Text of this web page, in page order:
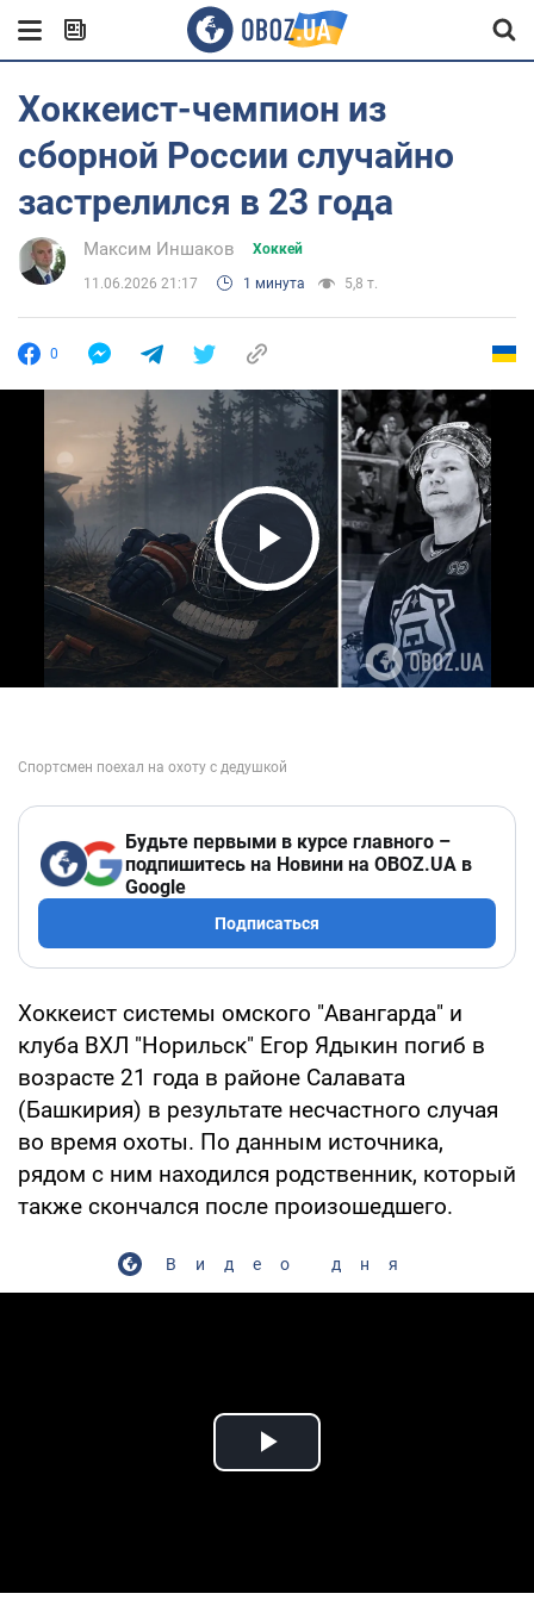
Хоккеист-чемпион из
сборной России случайно
застрелился в 23 года
Максим Иншаков Хоккей
11.06.2026 21:17 1 минута 5,8 т.
0
Play Video
Будьте первыми в курсе главного –
подпишитесь на Новини на OBOZ.UA в
Google
Подписаться
Хоккеист системы омского "Авангарда" и
клуба ВХЛ "Норильск" Егор Ядыкин погиб в
возрасте 21 года в районе Салавата
(Башкирия) в результате несчастного случая
во время охоты. По данным источника,
рядом с ним находился родственник, который
также скончался после произошедшего.
Видео дня
Play Video